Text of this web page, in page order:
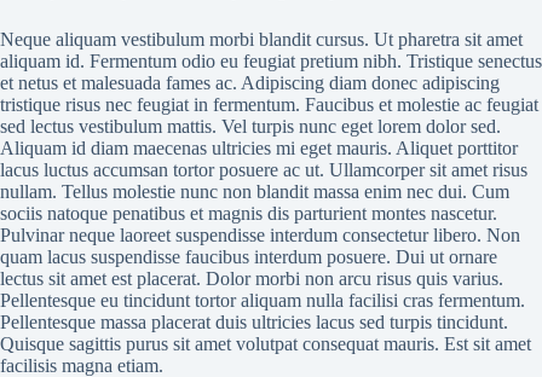
Neque aliquam vestibulum morbi blandit cursus. Ut pharetra sit amet
aliquam id. Fermentum odio eu feugiat pretium nibh. Tristique senectus
et netus et malesuada fames ac. Adipiscing diam donec adipiscing
tristique risus nec feugiat in fermentum. Faucibus et molestie ac feugiat
sed lectus vestibulum mattis. Vel turpis nunc eget lorem dolor sed.
Aliquam id diam maecenas ultricies mi eget mauris. Aliquet porttitor
lacus luctus accumsan tortor posuere ac ut. Ullamcorper sit amet risus
nullam. Tellus molestie nunc non blandit massa enim nec dui. Cum
sociis natoque penatibus et magnis dis parturient montes nascetur.
Pulvinar neque laoreet suspendisse interdum consectetur libero. Non
quam lacus suspendisse faucibus interdum posuere. Dui ut ornare
lectus sit amet est placerat. Dolor morbi non arcu risus quis varius.
Pellentesque eu tincidunt tortor aliquam nulla facilisi cras fermentum.
Pellentesque massa placerat duis ultricies lacus sed turpis tincidunt.
Quisque sagittis purus sit amet volutpat consequat mauris. Est sit amet
facilisis magna etiam.